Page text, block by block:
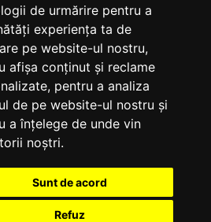
de urmărire pentru a
experiența ta de
pe website-ul nostru,
afișa conținut și reclame
pentru a analiza
de pe website-ul nostru și
a înțelege de unde vin
noștri.
Sunt de acord
Refuz
și rapoarteEUROPULS Rezultate
Toate drepturile rezervate.